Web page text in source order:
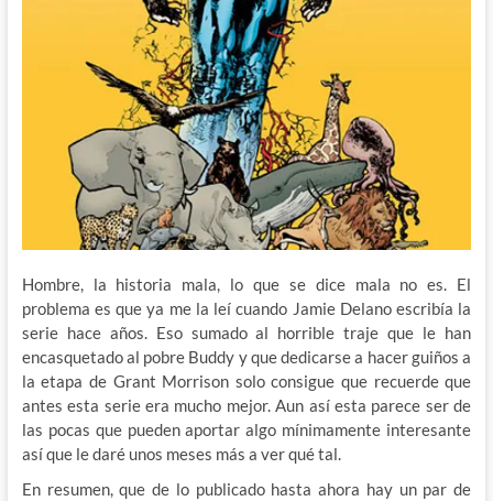
Hombre, la historia mala, lo que se dice mala no es. El
problema es que ya me la leí cuando Jamie Delano escribía la
serie hace años. Eso sumado al horrible traje que le han
encasquetado al pobre Buddy y que dedicarse a hacer guiños a
la etapa de Grant Morrison solo consigue que recuerde que
antes esta serie era mucho mejor. Aun así esta parece ser de
las pocas que pueden aportar algo mínimamente interesante
así que le daré unos meses más a ver qué tal.
En resumen, que de lo publicado hasta ahora hay un par de